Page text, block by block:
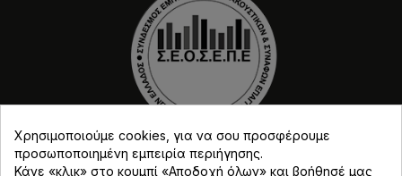
Χρησιμοποιούμε cookies, για να σου προσφέρουμε
προσωποποιημένη εμπειρία περιήγησης.
Κάνε «κλικ» στο κουμπί «Αποδοχή όλων» και βοήθησέ μας